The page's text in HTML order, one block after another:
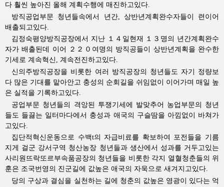
다 훨씬 높아진 올해 계획수행에 매진하고있다.
방직공업부문 청년들속에서 년간, 상반년계획완수자들이 련이어
배출되고있다.
김정숙평양방직공장에서 지난 １４일현재 １３명의 년간계획완수
자가 배출된데 이어 ２２０여명의 방직공들이 상반년계획을 완수한
기세로 계속혁신, 계속전진하고있다.
신의주방직공장을 비롯한 여러 방직공장의 청년들도 자기 정량보
다 많은 기대를 맡아안고 충성의 순회길을 쉬임없이 이어가며 매일 높
은 실적을 기록하고있다.
공업부문 청년들의 격앙된 투쟁기세에 발맞추어 농업부문의 청년
들도 들끓는 일터마다에서 충성과 애국의 구슬땀을 아낌없이 바쳐가
고있다.
집단적혁신운동으로 수백t의 자급비료를 확보하여 포전들을 기름
지게 걸군 강서구역 청산농장 청년들과 생산에서 성과를 거두고있는
사리원뜨락또르부속품공장의 청년들을 비롯한 각지 열혈청춘들의 위
훈은 조국번영의 진군길에 값높은 애국의 자욱으로 새겨지고있다.
당의 구상과 결심을 실천하는 길에 청춘의 값높은 영광이 있다는 억